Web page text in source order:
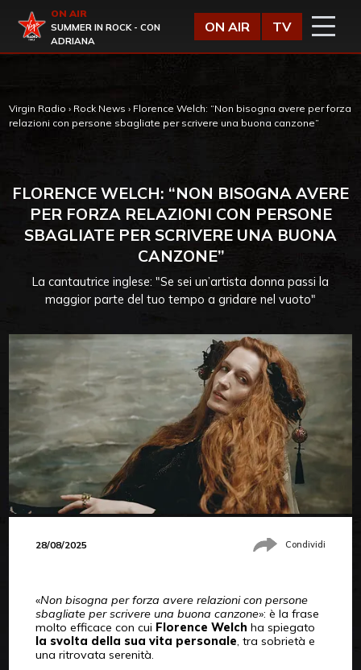
Virgin Radio
ON AIR
SUMMER IN ROCK - CON
ADRIANA
ON AIR TV
Virgin Radio › Rock News › Florence Welch: “Non bisogna avere per forza
relazioni con persone sbagliate per scrivere una buona canzone”
FLORENCE WELCH: “NON BISOGNA AVERE
PER FORZA RELAZIONI CON PERSONE
SBAGLIATE PER SCRIVERE UNA BUONA
CANZONE”
La cantautrice inglese: "Se sei un’artista donna passi la
maggior parte del tuo tempo a gridare nel vuoto"
28/08/2025 Condividi
«Non bisogna per forza avere relazioni con persone
sbagliate per scrivere una buona canzone»: è la frase
molto efficace con cui Florence Welch ha spiegato
la svolta della sua vita personale , tra sobrietà e
una ritrovata serenità.